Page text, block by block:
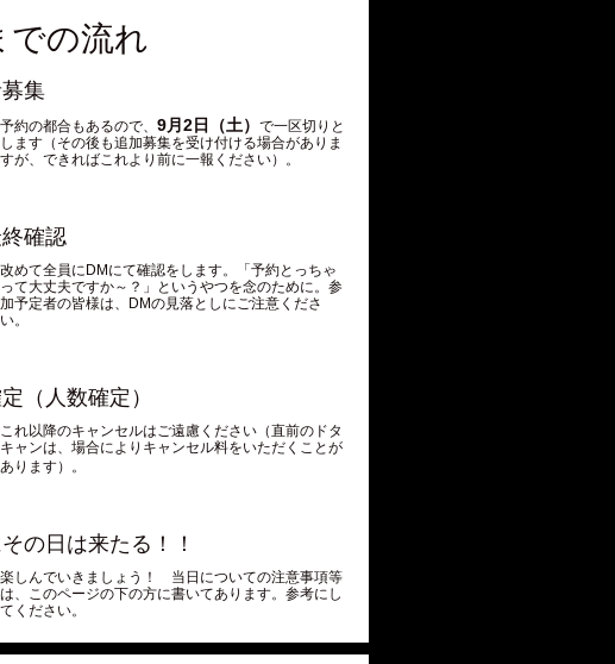
での流れ
集
約の都合もあるので、 9月2日（土） で一区切りと
します（その後も追加募集を受け付ける場合がありま
すが、できればこれより前に一報ください）。
確認
めて全員にDMにて確認をします。「予約とっちゃ
って大丈夫ですか～？」というやつを念のために。参
加予定者の皆様は、DMの見落としにご注意くださ
い。
（人数確定）
れ以降のキャンセルはご遠慮ください（直前のドタ
キャンは、場合によりキャンセル料をいただくことが
あります）。
の日は来たる！！
しんでいきましょう！ 当日についての注意事項等
は、このページの下の方に書いてあります。参考にし
てください。